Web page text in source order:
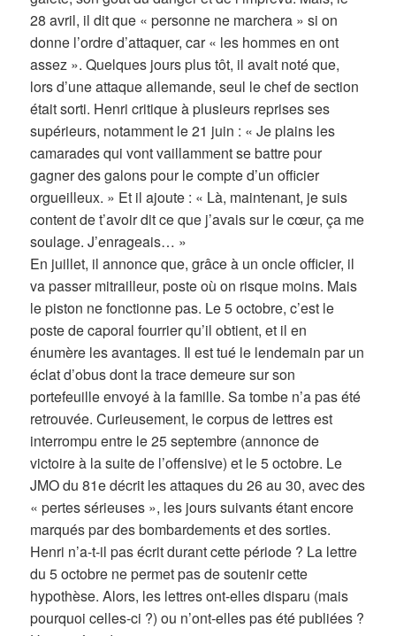
28 avril, il dit que « personne ne marchera » si on
donne l’ordre d’attaquer, car « les hommes en ont
assez ». Quelques jours plus tôt, il avait noté que,
lors d’une attaque allemande, seul le chef de section
était sorti. Henri critique à plusieurs reprises ses
supérieurs, notamment le 21 juin : « Je plains les
camarades qui vont vaillamment se battre pour
gagner des galons pour le compte d’un officier
orgueilleux. » Et il ajoute : « Là, maintenant, je suis
content de t’avoir dit ce que j’avais sur le cœur, ça me
soulage. J’enrageais… »
En juillet, il annonce que, grâce à un oncle officier, il
va passer mitrailleur, poste où on risque moins. Mais
le piston ne fonctionne pas. Le 5 octobre, c’est le
poste de caporal fourrier qu’il obtient, et il en
énumère les avantages. Il est tué le lendemain par un
éclat d’obus dont la trace demeure sur son
portefeuille envoyé à la famille. Sa tombe n’a pas été
retrouvée. Curieusement, le corpus de lettres est
interrompu entre le 25 septembre (annonce de
victoire à la suite de l’offensive) et le 5 octobre. Le
JMO du 81e décrit les attaques du 26 au 30, avec des
« pertes sérieuses », les jours suivants étant encore
marqués par des bombardements et des sorties.
Henri n’a-t-il pas écrit durant cette période ? La lettre
du 5 octobre ne permet pas de soutenir cette
hypothèse. Alors, les lettres ont-elles disparu (mais
pourquoi celles-ci ?) ou n’ont-elles pas été publiées ?